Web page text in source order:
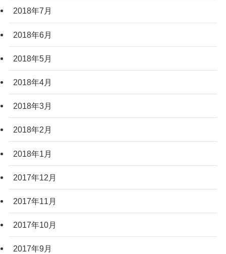
2018年7月
2018年6月
2018年5月
2018年4月
2018年3月
2018年2月
2018年1月
2017年12月
2017年11月
2017年10月
2017年9月